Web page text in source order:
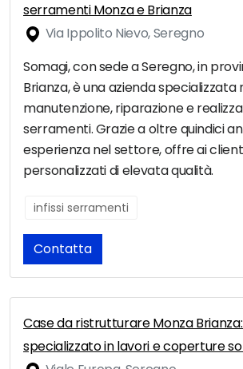
serramenti Monza e Brianza
Via Ippolito Nievo, Seregno
Somagi, con sede a Seregno, in
Brianza, è una azienda specializzata
manutenzione, riparazione e
serramenti. Grazie a oltre quindici
esperienza nel settore, offre ai
personalizzati di elevata qualità.
infissi serramenti
Contatta
Case da ristrutturare Monza
specializzato in lavori e coperture